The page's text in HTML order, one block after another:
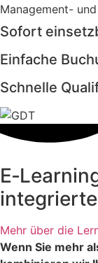
Management-
Sofort
Einfache
Schnelle
Mehr über die
Wenn Sie mehr